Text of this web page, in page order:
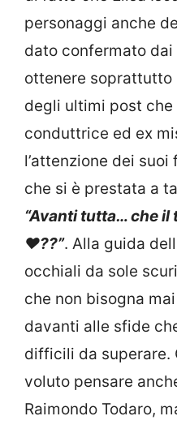
personaggi anche
dato confermato
ottenere soprattutto
degli ultimi post
conduttrice ed ex
l’attenzione dei
che si è prestata a
“Avanti tutta… che
♥️??”. Alla guida
occhiali da sole
che non bisogna
davanti alle sfide
difficili da superare.
voluto pensare
Raimondo Todaro,